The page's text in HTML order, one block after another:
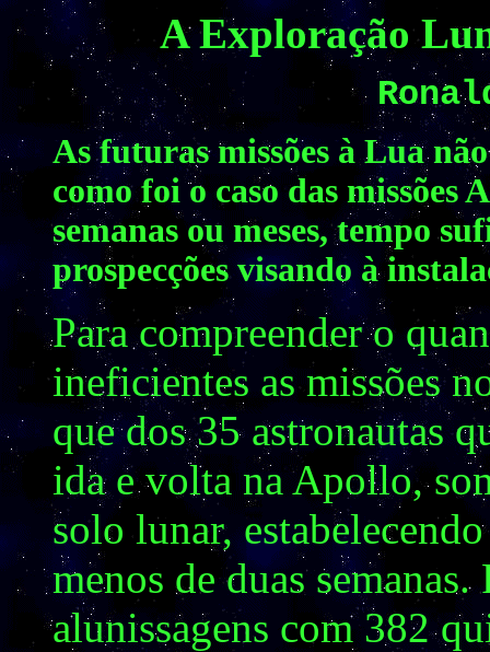
A Exploração
As futuras missões à Lua
como foi o caso das
semanas ou meses, tempo
prospecções visando à
Para compreender o
ineficientes as missões
que dos 35 astronautas
ida e volta na Apollo,
solo lunar,
menos de duas
alunissagens com 382